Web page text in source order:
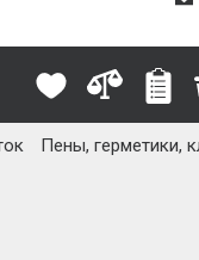
Пены, герметики,